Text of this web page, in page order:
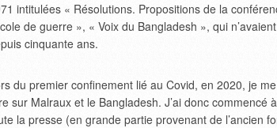
intitulées « Résolutions. Propositions de la
de guerre », « Voix du Bangladesh », qui
cinquante ans.
du premier confinement lié au Covid, en 2020, je
sur Malraux et le Bangladesh. J’ai donc commencé
la presse (en grande partie provenant de l’ancien